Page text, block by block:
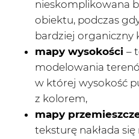
nieskomplikowana
obiektu, podczas
bardziej organiczny
mapy wysokości –
modelowania
w której wysokość
z kolorem,
mapy
teksturę nakłada